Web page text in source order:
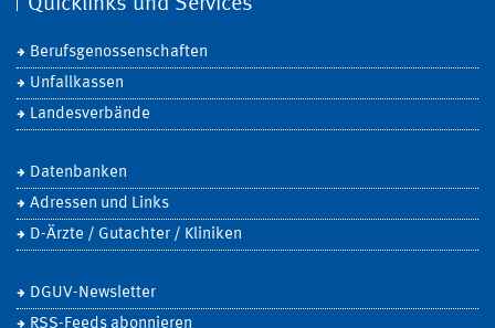
Berufsgenossenschaften
Unfallkassen
Landesverbände
Datenbanken
Adressen und Links
D-Ärzte / Gutachter / Kliniken
DGUV-Newsletter
RSS-Feeds abonnieren